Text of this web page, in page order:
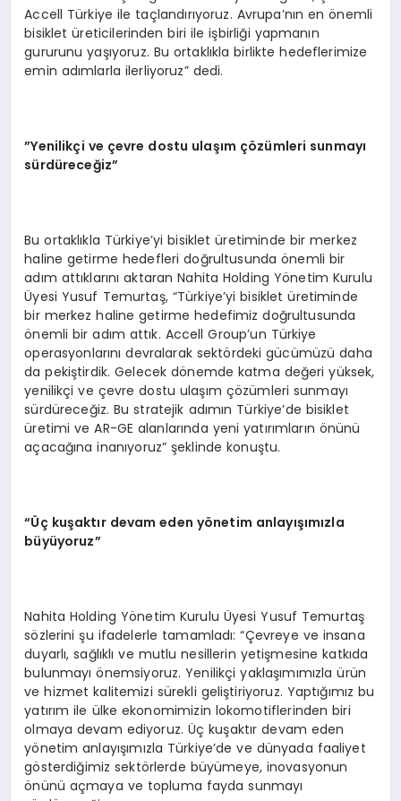
Accell Türkiye ile taçlandırıyoruz. Avrupa’nın en önemli
bisiklet üreticilerinden biri ile işbirliği yapmanın
gururunu yaşıyoruz. Bu ortaklıkla birlikte hedeflerimize
emin adımlarla ilerliyoruz” dedi.
”Yenilikçi ve çevre dostu ulaşım çözümleri sunmayı
sürdüreceğiz”
Bu ortaklıkla Türkiye’yi bisiklet üretiminde bir merkez
haline getirme hedefleri doğrultusunda önemli bir
adım attıklarını aktaran Nahita Holding Yönetim Kurulu
Üyesi Yusuf Temurtaş, “Türkiye’yi bisiklet üretiminde
bir merkez haline getirme hedefimiz doğrultusunda
önemli bir adım attık. Accell Group’un Türkiye
operasyonlarını devralarak sektördeki gücümüzü daha
da pekiştirdik. Gelecek dönemde katma değeri yüksek,
yenilikçi ve çevre dostu ulaşım çözümleri sunmayı
sürdüreceğiz. Bu stratejik adımın Türkiye’de bisiklet
üretimi ve AR-GE alanlarında yeni yatırımların önünü
açacağına inanıyoruz” şeklinde konuştu.
“Üç kuşaktır devam eden yönetim anlayışımızla
büyüyoruz”
Nahita Holding Yönetim Kurulu Üyesi Yusuf Temurtaş
sözlerini şu ifadelerle tamamladı: “Çevreye ve insana
duyarlı, sağlıklı ve mutlu nesillerin yetişmesine katkıda
bulunmayı önemsiyoruz. Yenilikçi yaklaşımımızla ürün
ve hizmet kalitemizi sürekli geliştiriyoruz. Yaptığımız bu
yatırım ile ülke ekonomimizin lokomotiflerinden biri
olmaya devam ediyoruz. Üç kuşaktır devam eden
yönetim anlayışımızla Türkiye’de ve dünyada faaliyet
gösterdiğimiz sektörlerde büyümeye, inovasyonun
önünü açmaya ve topluma fayda sunmayı